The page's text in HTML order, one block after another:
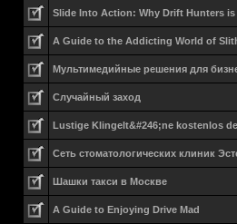
Slide Into Action: Why Drift Hunters
A Guide to the Addicting World of
Мультимедийные решения для
Случайный заход
Lustige Klingelt&#246;ne kostenlos
Сеть стоматологических клиник
Шашки такси в Москве
A Guide to Enjoying Drive Mad